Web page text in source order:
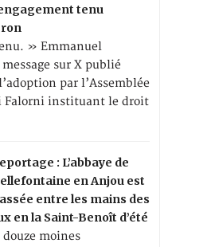
tenu
» Emmanuel
sur X publié
par l’Assemblée
Falorni instituant le droit
: L’abbaye de
en Anjou est
entre les mains des
en la Saint-Benoît d’été
moines